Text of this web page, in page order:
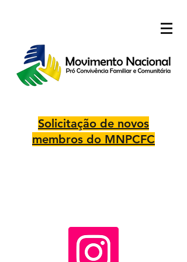
Solicitação de novos
membros do MNPCFC